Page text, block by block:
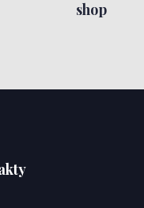
shop